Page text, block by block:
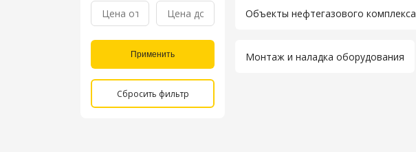
Применить
Сбросить фильтр
Объекты нефтегазового комплекса
Монтаж и наладка оборудования